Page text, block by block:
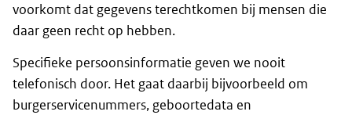
voorkomt dat gegevens terechtkomen bij mensen die
daar geen recht op hebben.
Specifieke persoonsinformatie geven we nooit
telefonisch door. Het gaat daarbij bijvoorbeeld om
burgerservicenummers, geboortedata en